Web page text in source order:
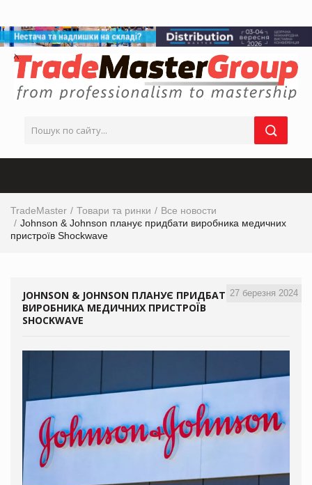
TradeMaster Товари та ринки
Все новости
Johnson & Johnson планує придбати виробника медичних
пристроїв Shockwave
27 березня 2024
JOHNSON & JOHNSON ПЛАНУЄ ПРИДБАТИ
ВИРОБНИКА МЕДИЧНИХ ПРИСТРОЇВ
SHOCKWAVE